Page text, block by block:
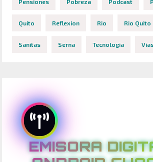
Pensiones Pobreza Podcast
Quito Reflexion Rio Rio Quito
Sanitas Serna Tecnologia
EMISORA